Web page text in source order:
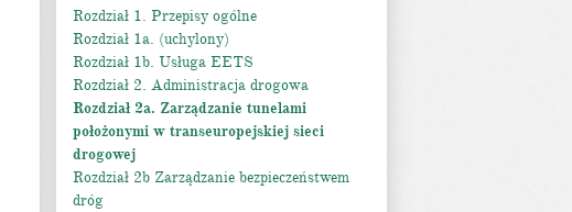
Rozdział 1. Przepisy ogólne
Rozdział 1a. (uchylony)
Rozdział 1b. Usługa EETS
Rozdział 2. Administracja drogowa
Rozdział 2a. Zarządzanie tunelami
położonymi w transeuropejskiej sieci
drogowej
Rozdział 2b Zarządzanie bezpieczeństwem
dróg